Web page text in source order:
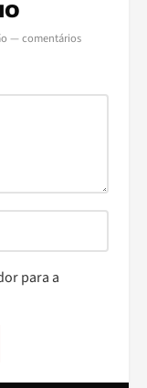
— comentários
para a